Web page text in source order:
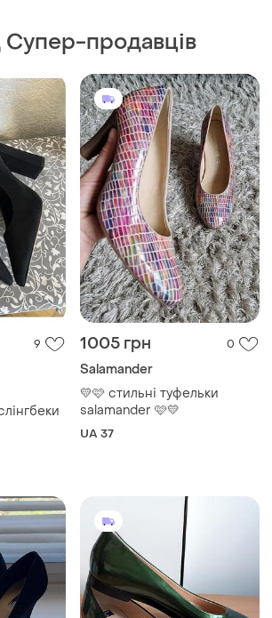
Супер-продавців
9 1005 грн 0
Salamander
💛🩷 стильні туфельки
salamander 🩷💛
UA 37